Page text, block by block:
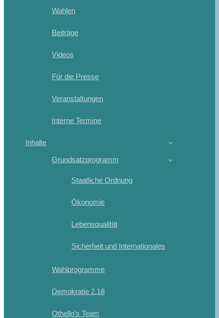
Wahlen
Beiträge
Videos
Für die Presse
Veranstaltungen
Interne Termine
Inhalte
Grundsatzprogramm
Staatliche Ordnung
Ökonomie
Lebensqualität
Sicherheit und Internationales
Wahlprogramme
Demokratie 2.18
Othello’s Team